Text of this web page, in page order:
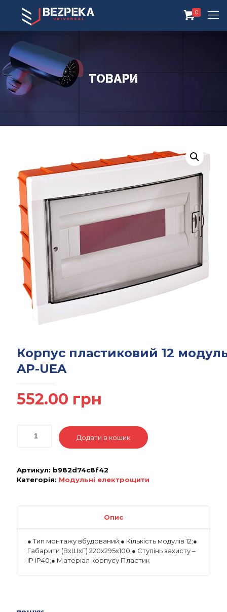
0
Товари
Корпус пластиковий 12
AP-UEA
552.00 грн
Додати в кошик
Артикул: b982d74c8f42
Категорія: Модульні електрощити
Опис
● Тип монтажу вбудований;● Кількість модулів 12;●
Габарити (ВхШхГ) 220х295х100;● Ступінь захисту –
IP IP40;● Матеріал корпусу Пластик